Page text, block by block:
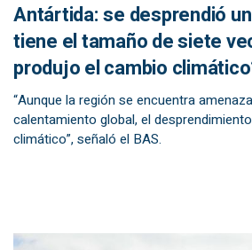
Antártida: se desprendió
tiene el tamaño de siete
produjo el cambio
“Aunque la región se encuentra
calentamiento global, el
climático”, señaló el BAS.